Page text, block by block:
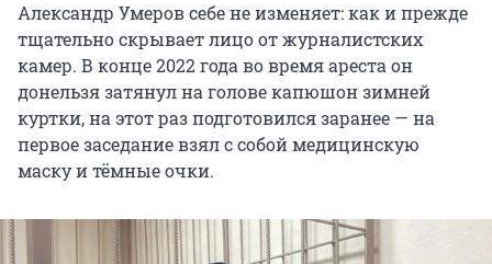
Александр Умеров себе не изменяет: как и прежде
тщательно скрывает лицо от журналистских
камер. В конце 2022 года во время ареста он
донельзя затянул на голове капюшон зимней
куртки, на этот раз подготовился заранее — на
первое заседание взял с собой медицинскую
маску и тёмные очки.